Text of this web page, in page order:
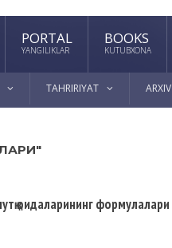
PORTAL
YANGILIKLAR
BOOKS
KUTUBXONA
TAHRIRIYAT ARXIV
қоидаларининг формулалари